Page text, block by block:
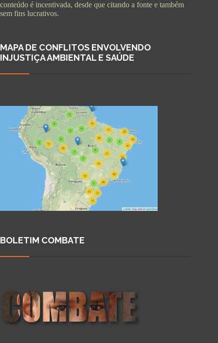
conteúdo é incentivada, desde que citando a fonte e também
sem fins lucrativos.
MAPA DE CONFLITOS ENVOLVENDO
INJUSTIÇA AMBIENTAL E SAÚDE
BOLETIM COMBATE